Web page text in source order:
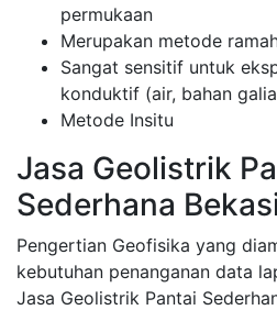
permukaan
Merupakan metode
Sangat sensitif untuk
konduktif (air, bahan
Metode Insitu
Jasa Geolistrik
Sederhana
Pengertian Geofisika yang
kebutuhan penanganan data
Jasa Geolistrik Pantai